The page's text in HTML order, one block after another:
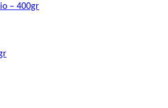
– 400gr